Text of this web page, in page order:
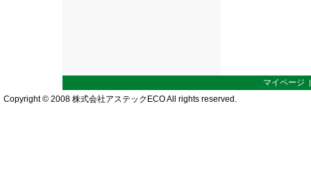
マイページ
Copyright © 2008 株式会社アステックECO All rights reserved.